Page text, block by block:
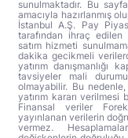
sunulmaktadır. Bu
amacıyla hazırlanmış
İstanbul A.Ş. Pay
tarafından ihraç edilen
satım hizmeti
dakika gecikmeli
yatırım danışmanlığı
tavsiyeler mali
olmayabilir. Bu
yatırım kararı
Finansal veriler
yayınlanan verilerin
vermez.